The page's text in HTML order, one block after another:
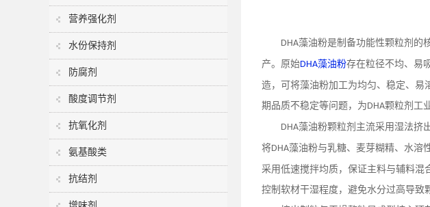
营养强化剂
水份保持剂
防腐剂
酸度调节剂
抗氧化剂
氨基酸类
抗结剂
DHA藻油粉是制备功能性颗粒剂的
产。原始DHA藻油粉存在粒径不均、易
造，可将藻油粉加工为均匀、稳定、易
期品质不稳定等问题，为DHA颗粒剂工
DHA藻油粉颗粒剂主流采用湿法挤
将DHA藻油粉与乳糖、麦芽糊精、水溶
采用低速搅拌均质，保证主料与辅料混
控制软材干湿程度，避免水分过高导致